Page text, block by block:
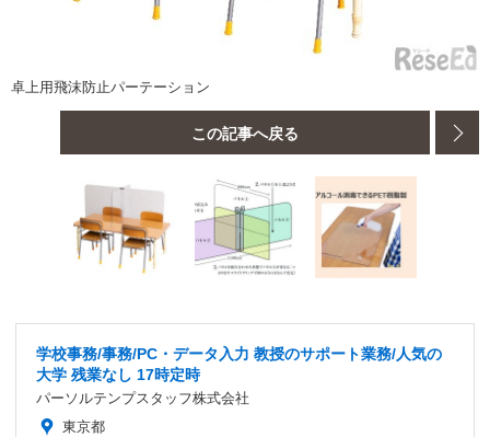
卓上用飛沫防止パーテーション
この記事へ戻る
学校事務/事務/PC・データ入力 教授のサポート業務/人気の
大学 残業なし 17時定時
パーソルテンプスタッフ株式会社
東京都